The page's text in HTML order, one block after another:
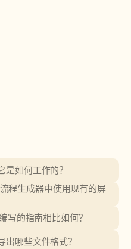
如何工作的？
程生成器中使用现有的屏
写的指南相比如何？
哪些文件格式？